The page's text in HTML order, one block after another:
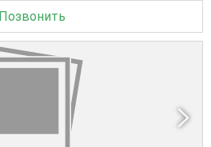
Позвонить